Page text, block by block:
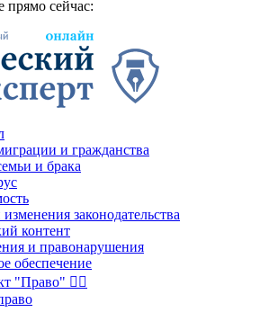
прямо сейчас:
и гражданства
и брака
законодательства
контент
и правонарушения
обеспечение
"Право" 👮‍♂️